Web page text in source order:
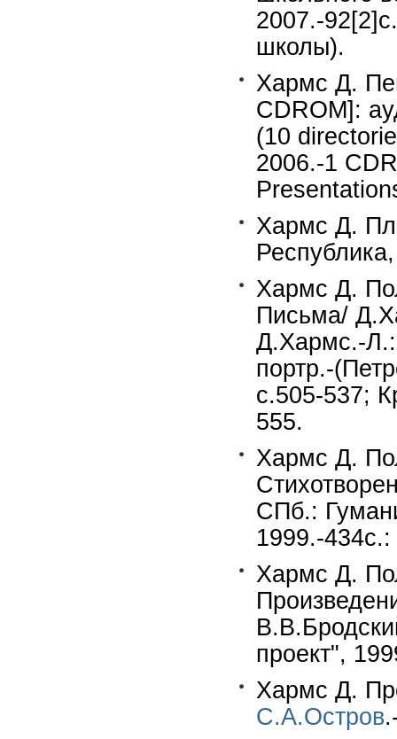
2007.-
школы).
Хармс Д.
CDROM]:
(10
2006.-1
Хармс Д.
Хармс Д.
Письма/
Д.Хармс.-Л.:
портр.-
с.505-537;
555.
Хармс Д.
СПб.:
1999.-
Хармс Д.
проект",
Хармс Д.
С.А.Остров